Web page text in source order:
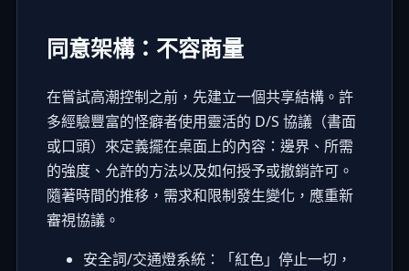
同意架構：不容商量
在嘗試高潮控制之前，先建立一個共享結構。許
多經驗豐富的怪癖者使用靈活的 D/S 協議（書面
或口頭）來定義擺在桌面上的內容：邊界、所需
的強度、允許的方法以及如何授予或撤銷許可。
隨著時間的推移，需求和限制發生變化，應重新
審視協議。
安全詞/交通燈系統：「紅色」停止一切，